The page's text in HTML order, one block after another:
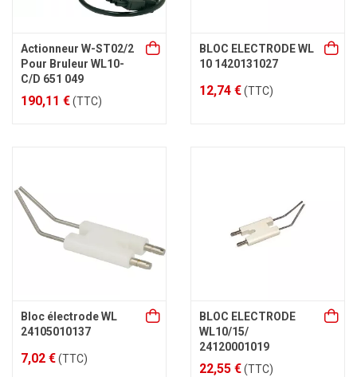
Actionneur W-ST02/2
Pour Bruleur WL10-
C/D 651 049
190,11 €(TTC)
BLOC ELECTRODE WL
10 1420131027
12,74 €(TTC)
Bloc électrode WL
24105010137
7,02 €(TTC)
BLOC ELECTRODE
WL10/15/
24120001019
22,55 €(TTC)